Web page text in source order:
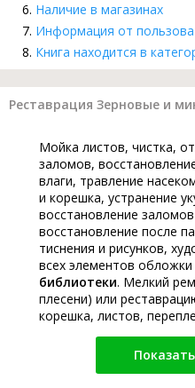
Наличие в магазинах
Информация от
Книга находится в
Реставрация Зерновые и
Мойка листов, чистка,
заломов,
влаги, травление
и корешка, устранение
восстановление
восстановление после
тиснения и рисунков,
всех элементов обложки
библиотеки. Мелкий
плесени) или
корешка, листов,